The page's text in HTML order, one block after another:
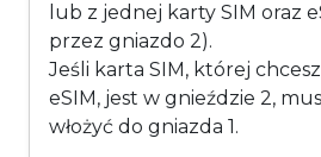
lub z jednej karty SIM oraz
przez gniazdo 2).
Jeśli karta SIM, której
eSIM, jest w gnieździe 2,
włożyć do gniazda 1.